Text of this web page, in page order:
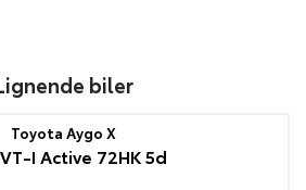
biler
Toyota Aygo X
I Active 72HK 5d